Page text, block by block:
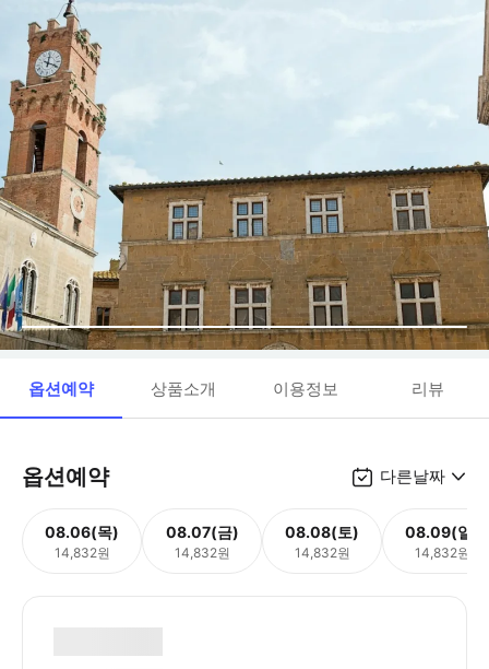
옵션예약 상품소개 이용정보 리뷰
옵션예약 다른날짜
08.06(목)
14,832원
08.07(금)
14,832원
08.08(토)
14,832원
08.09(일)
14,832원